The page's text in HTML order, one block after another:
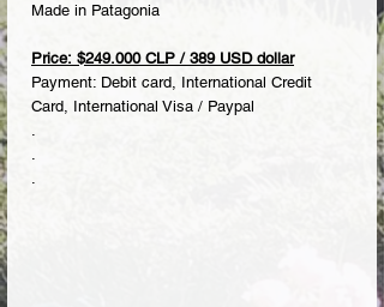
Made in Patagonia
Price: $249.000 CLP / 389 USD dollar
Payment: Debit card, International Credit
Card, International Visa / Paypal
.
.
.